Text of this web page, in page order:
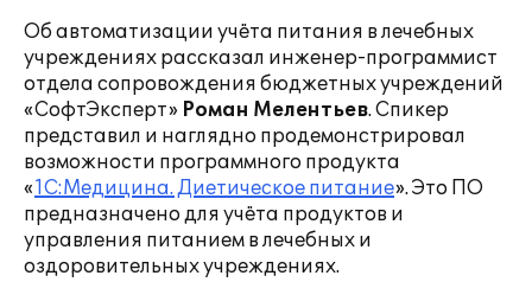
Об автоматизации учёта питания в лечебных
учреждениях рассказал инженер-программист
отдела сопровождения бюджетных учреждений
«СофтЭксперт» Роман Мелентьев. Спикер
представил и наглядно продемонстрировал
возможности программного продукта
«1С:Медицина. Диетическое питание». Это ПО
предназначено для учёта продуктов и
управления питанием в лечебных и
оздоровительных учреждениях.